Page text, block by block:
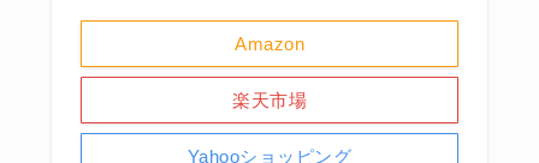
Amazon
楽天市場
Yahooショッピング